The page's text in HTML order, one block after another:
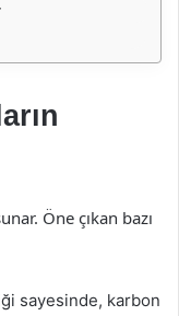
Öne çıkan bazı
sayesinde, karbon